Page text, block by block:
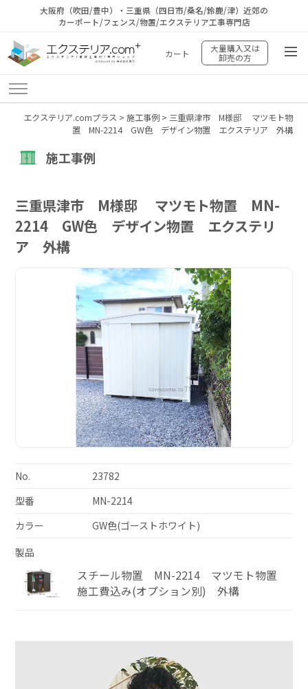
大阪府（吹田/豊中）・三重県（四日市/桑名/鈴鹿/津）近郊の
カーポート/フェンス/物置/エクステリア工事専門店
カート
大量購入又は
卸売の方
エクステリア.comプラス > 施工事例> 三重県津市 M様邸 マツモト物
置 MN-2214 GW色 デザイン物置 エクステリア 外構
施工事例
三重県津市 M様邸 マツモト物置 MN-
2214 GW色 デザイン物置 エクステリ
ア 外構
No.
23782
型番
MN-2214
カラー
GW色(ゴーストホワイト)
製品
スチール物置 MN-2214 マツモト物置
施工費込み(オプション別) 外構